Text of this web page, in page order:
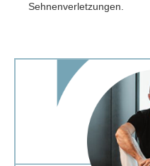
Sehnenverletzungen.